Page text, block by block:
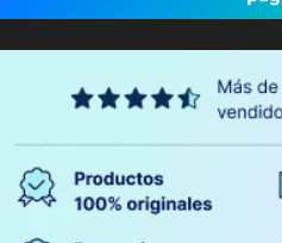
botas mujer
5. tenis